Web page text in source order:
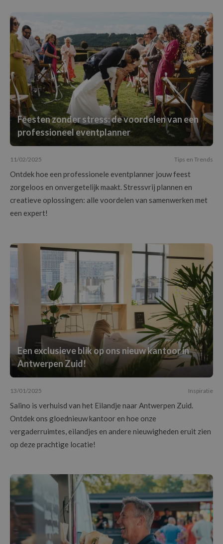
Feesten zonder stress: de voordelen van een
professioneel eventplanner
Tips en Trends
11/02/2025
Ontdek hoe een professionele eventplanner jouw feest
zorgeloos en onvergetelijk maakt. Stressvrij plannen en
creatieve oplossingen: alle voordelen van samenwerken met
een expert!
Een exclusieve blik op ons nieuw kantoor in
Antwerpen Zuid!
Inspiratie
13/01/2025
Salino is verhuisd van het Eilandje naar Antwerpen Zuid.
Ontdek ons gloednieuw kantoor en hoe onze
vergaderruimtes, eilandjes en andere nieuwigheden eruit zien
op deze prachtige locatie!